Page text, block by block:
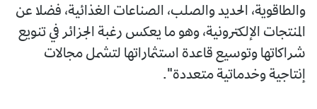
والطاقوية، الحديد والصلب، الصناعات الغذائية، فضلا عن
المنتجات الإلكترونية، وهو ما يعكس رغبة الجزائر في تنويع
شراكاتها وتوسيع قاعدة استثماراتها لتشمل مجالات
إنتاجية وخدماتية متعددة".